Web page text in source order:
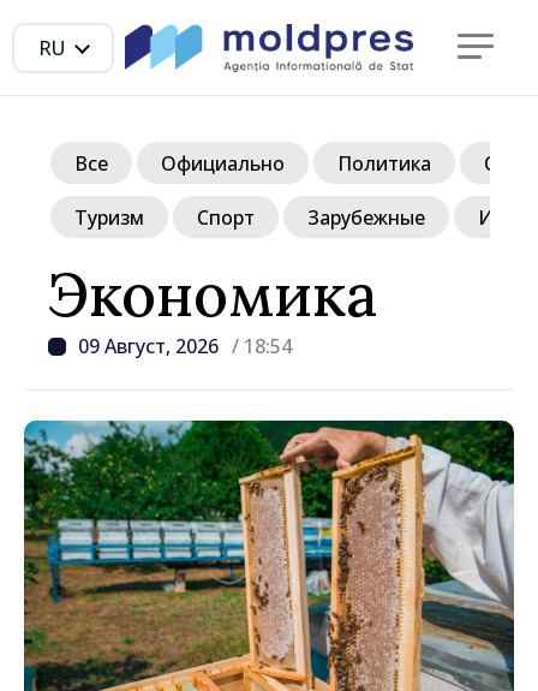
RU
Экономика
09 Август, 2026 / 18:54
Все Официально Политика
Туризм Спорт Зарубежные